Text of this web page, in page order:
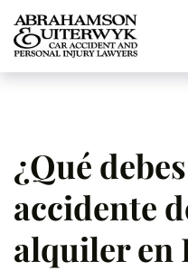
Skip to content
¿Qué
accidente
alquiler en